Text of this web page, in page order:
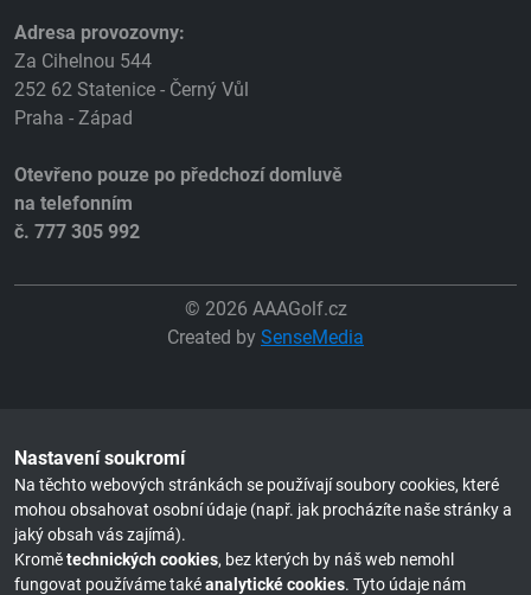
Adresa provozovny:
Za Cihelnou 544
252 62 Statenice - Černý Vůl
Praha - Západ
Otevřeno pouze po předchozí domluvě
na telefonním
č. 777 305 992
© 2026 AAAGolf.cz
Created by SenseMedia
Nastavení soukromí
Na těchto webových stránkách se používají soubory cookies, které
mohou obsahovat osobní údaje (např. jak procházíte naše stránky a
jaký obsah vás zajímá).
Kromětechnických cookies, bez kterých by náš web nemohl
fungovat používáme takéanalytické cookies. Tyto údaje nám